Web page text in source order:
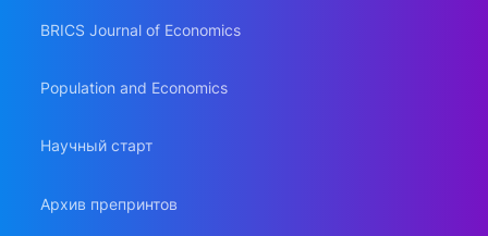
BRICS Journal of Economics
Population and Economics
Научный старт
Архив препринтов